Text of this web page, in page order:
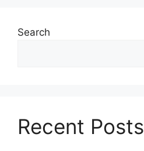
Search
Recent Posts